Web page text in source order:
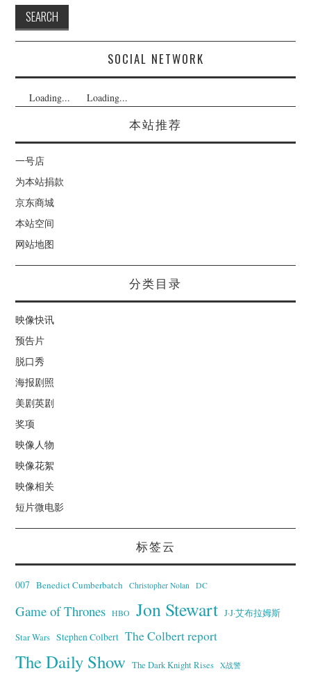
SOCIAL NETWORK
Loading... Loading...
本站推荐
一号店
为本站捐款
京东商城
本站空间
网站地图
分类目录
映像快讯
预告片
脱口秀
海报剧照
美剧英剧
奖项
映像人物
映像花絮
映像相关
短片微电影
标签云
007 Benedict Cumberbatch Christopher Nolan DC
Game of Thrones HBO Jon Stewart J·J·艾布拉姆斯
Star Wars Stephen Colbert The Colbert report
The Daily Show The Dark Knight Rises X战警